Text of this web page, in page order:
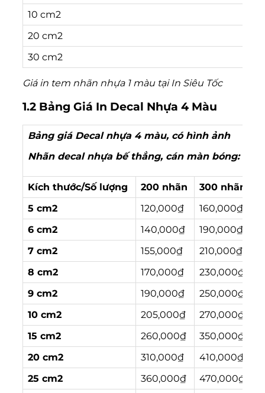
10 cm2
20 cm2
30 cm2
Giá in tem nhãn nhựa 1 màu tại In Siêu Tốc
1.2 Bảng Giá In Decal Nhựa 4 Màu
Bảng giá Decal nhựa 4 màu, có hình ảnh
Nhãn decal nhựa bế thẳng, cán màn bóng:
Kích thước/Số lượng 200 nhãn 300 nhãn
5 cm2
120,000₫ 160,000₫
6 cm2
140,000₫ 190,000₫
7 cm2
155,000₫ 210,000₫
8 cm2
170,000₫ 230,000₫
9 cm2
190,000₫ 250,000₫
10 cm2
205,000₫ 270,000₫
15 cm2
260,000₫ 350,000₫
20 cm2
310,000₫ 410,000₫
25 cm2
360,000₫ 470,000₫